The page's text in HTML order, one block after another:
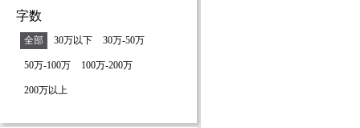
字数
全部 30万以下 30万-50万
50万-100万 100万-200万
200万以上